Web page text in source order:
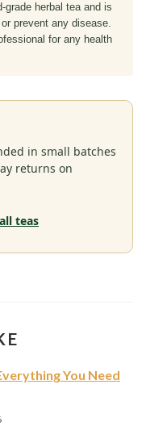
grade herbal tea and is
prevent any disease.
for any health
in small batches
returns on
teas
You Need